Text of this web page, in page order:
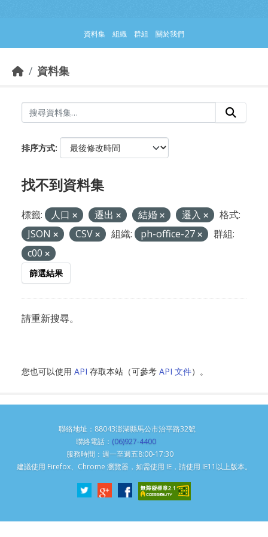
資料集 組織 群組 關於我們
資料集
排序方式
找不到資料集
標籤: 人口 遷出 結婚 遷入
格式:
JSON
CSV 組織: ph-office-27
群組:
c00
篩選結果
請重新搜尋。
您也可以使用 API 存取本站（可參考 API 文件）。
聯絡地址：88043澎湖縣馬公市治平路32號
聯絡電話： (06)927-4400
服務時間：週一至週五8:00-17:30
建議使用 Firefox、Chrome 瀏覽器，如需使用 IE，請使用 IE11以上版本。